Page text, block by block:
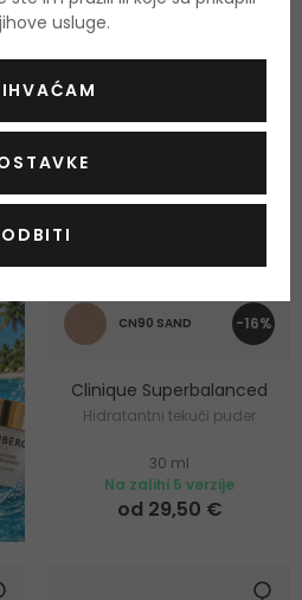
-16%
CN90 SAND
Clinique Superbalanced
Hidratantni tekući puder
30 ml
Na zalihi 5 verzije
od 29,50 €
usluge.
ODBITI